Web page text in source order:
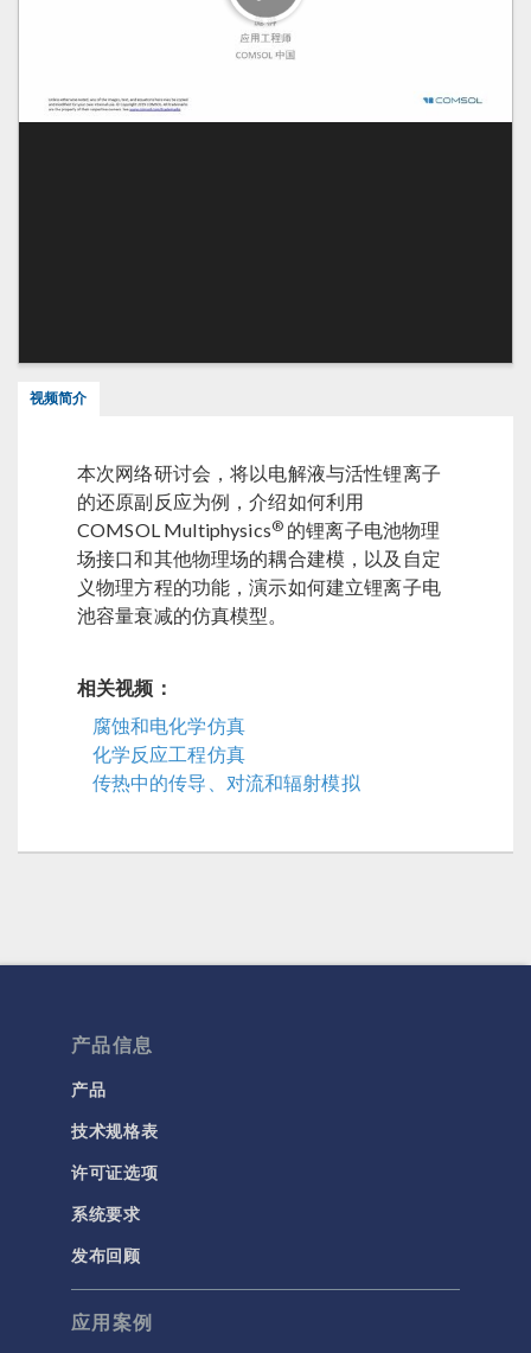
视频简介
本次网络研讨会，将以电解液与活性锂离子
的还原副反应为例，介绍如何利用
COMSOL Multiphysics® 的锂离子电池物理
场接口和其他物理场的耦合建模，以及自定
义物理方程的功能，演示如何建立锂离子电
池容量衰减的仿真模型。
相关视频：
腐蚀和电化学仿真
化学反应工程仿真
传热中的传导、对流和辐射模拟
产品信息
产品
技术规格表
许可证选项
系统要求
发布回顾
应用案例